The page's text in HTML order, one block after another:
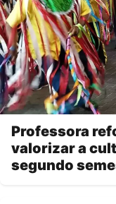
Professora
valorizar a
segundo